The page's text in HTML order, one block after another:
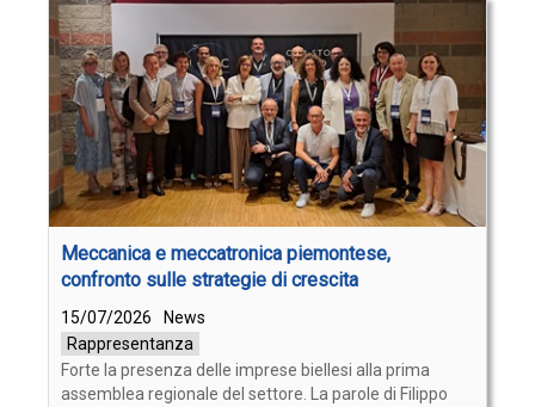
Meccanica e meccatronica piemontese,
confronto sulle strategie di crescita
15/07/2026
News
Rappresentanza
Forte la presenza delle imprese biellesi alla prima
assemblea regionale del settore. La parole di Filippo